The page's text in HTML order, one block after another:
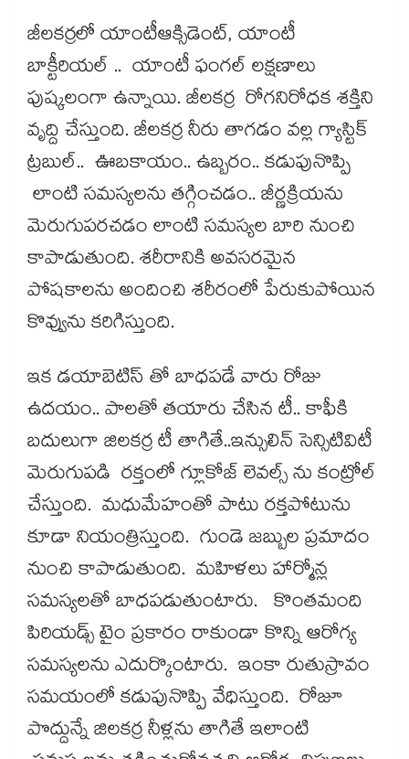
జీలకర్రలో యాంటీఆక్సిడెంట్, యాంటీ
బాక్టీరియల్ .. యాంటీ ఫంగల్ లక్షణాలు
పుష్కలంగా ఉన్నాయి. జీలకర్ర రోగనిరోధక శక్తిని
వృద్ది చేస్తుంది. జీలకర్ర నీరు తాగడం వల్ల గ్యాస్టిక్​
ట్రబుల్​.. ఊబకాయం.. ఉబ్బరం.. కడుపునొప్పి
లాంటి సమస్యలను తగ్గించడం.. జీర్ణక్రియను
మెరుగుపరచడం లాంటి సమస్యల బారి నుంచి
కాపాడుతుంది. శరీరానికి అవసరమైన
పోషకాలను అందించి శరీరంలో పేరుకుపోయిన
కొవ్వును కరిగిస్తుంది.
ఇక డయాబెటిస్​ తో బాధపడే వారు రోజు
ఉదయం.. పాలతో తయారు చేసిన టీ.. కాఫీకి
బదులుగా జిలకర్ర టీ తాగితే..ఇన్సులిన్ సెన్సిటివిటీ
మెరుగుపడి రక్తంలో గ్లూకోజ్​ లెవల్స్​ ను కంట్రోల్​
చేస్తుంది. మధుమేహంతో పాటు రక్తపోటును
కూడా నియంత్రిస్తుంది. గుండె జబ్బుల ప్రమాదం
నుంచి కాపాడుతుంది. మహిళలు హార్మోన్ల
సమస్యలతో బాధపడుతుంటారు. కొంతమంది
పిరియడ్స్​ టైం ప్రకారం రాకుండా కొన్ని ఆరోగ్య
సమస్యలను ఎదుర్కొంటారు. ఇంకా రుతుస్రావం
సమయంలో కడుపునొప్పి వేధిస్తుంది. రోజూ
పొద్దున్నే జిలకర్ర నీళ్లను తాగితే ఇలాంటి